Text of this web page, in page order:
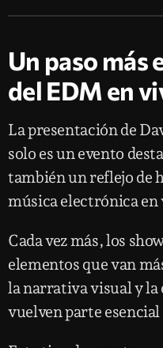
Un paso más
del EDM en
La presentación de
solo es un evento
también un reflejo de
música electrónica en
Cada vez más, los
elementos que van
la narrativa visual y la
vuelven parte